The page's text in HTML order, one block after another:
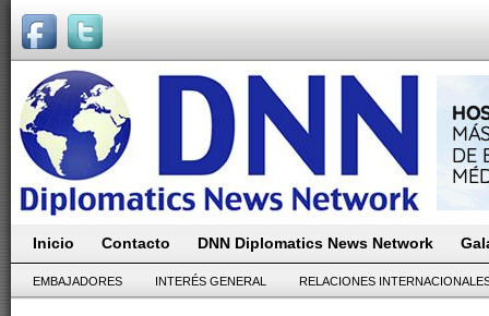
Inicio Contacto DNN Diplomatics News Network
EMBAJADORES INTERÉS GENERAL RELACIONES